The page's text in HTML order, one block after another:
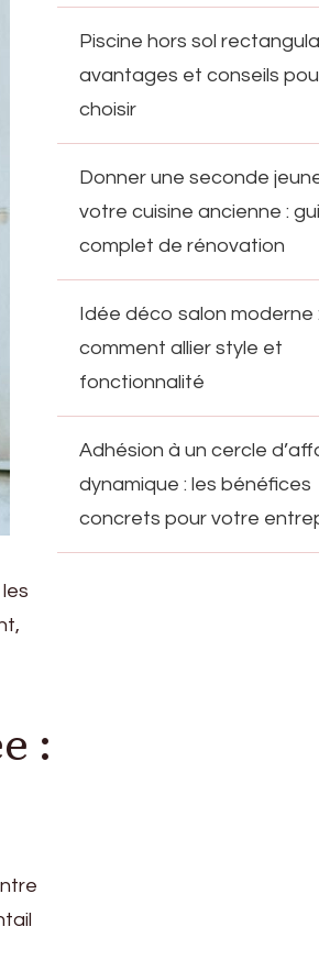
:
Piscine hors sol
avantages et conseils
choisir
Donner une seconde
votre cuisine ancienne :
complet de rénovation
Idée déco salon moderne :
comment allier style et
fonctionnalité
Adhésion à un cercle
dynamique : les bénéfices
concrets pour votre